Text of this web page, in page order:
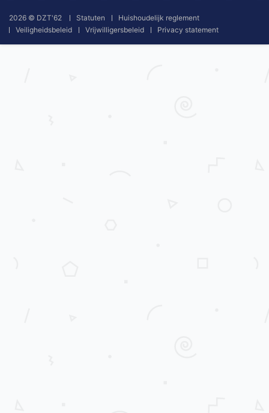
2026 © DZT'62 Statuten
Huishoudelijk reglement
Veiligheidsbeleid
Vrijwilligersbeleid Privacy statement